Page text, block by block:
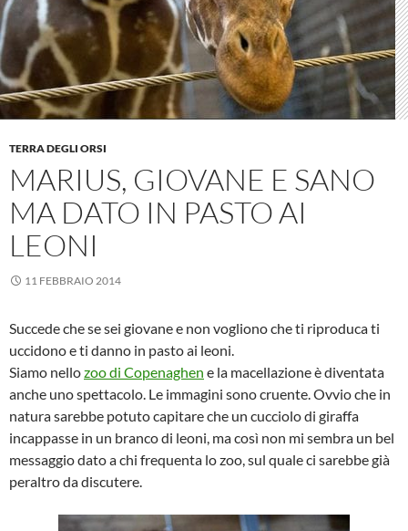
TERRA DEGLI ORSI
MARIUS, GIOVANE E SANO
MA DATO IN PASTO AI
LEONI
11 FEBBRAIO 2014
Succede che se sei giovane e non vogliono che ti riproduca ti
uccidono e ti danno in pasto ai leoni.
Siamo nellozoo di Copenaghen e la macellazione è diventata
anche uno spettacolo. Le immagini sono cruente. Ovvio che in
natura sarebbe potuto capitare che un cucciolo di giraffa
incappasse in un branco di leoni, ma così non mi sembra un bel
messaggio dato a chi frequenta lo zoo, sul quale ci sarebbe già
peraltro da discutere.